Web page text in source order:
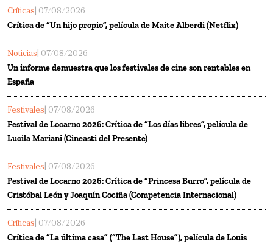
Críticas | 07/08/2026
Crítica de “Un hijo propio”, película de Maite Alberdi (Netflix)
Noticias | 07/08/2026
Un informe demuestra que los festivales de cine son rentables en
España
Festivales | 07/08/2026
Festival de Locarno 2026: Crítica de “Los días libres”, película de
Lucila Mariani (Cineasti del Presente)
Festivales | 07/08/2026
Festival de Locarno 2026: Crítica de “Princesa Burro”, película de
Cristóbal León y Joaquín Cociña (Competencia Internacional)
Críticas | 07/08/2026
Crítica de “La última casa” (“The Last House”), película de Louis